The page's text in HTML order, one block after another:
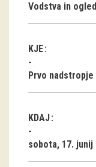
Razstavni
Arhiv razstav
dogodki
Koledar
Prireditve
Vodstva in
KJE
Prvo
KDAJ
sobota, 17. junij